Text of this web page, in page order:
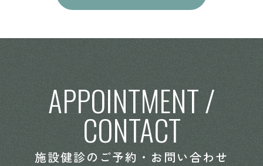
APPOINTMENT /
CONTACT
施設健診のご予約・お問い合わせ